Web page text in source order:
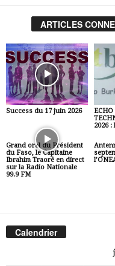
ARTICLES
Success du 17 juin 2026
ECHO
2026 :
Grand oral du Président
du Faso, le Capitaine
Ibrahim Traoré en direct
sur la Radio Nationale
99.9 FM
Calendrier